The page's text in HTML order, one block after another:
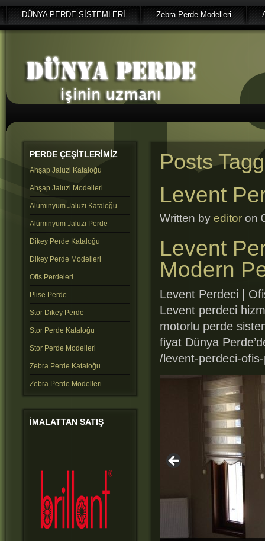
DÜNYA PERDE SİSTEMLERİ Zebra Perde Modelleri
Posts
Levent
Written by editor on
Levent
Modern
Levent Perdeci |
Levent perdeci
motorlu perde
fiyat Dünya
/levent-perdeci-
PERDE ÇEŞİTLERİMİZ
Ahşap Jaluzi Kataloğu
Ahşap Jaluzi Modelleri
Alüminyum Jaluzi Kataloğu
Alüminyum Jaluzi Perde
Dikey Perde Kataloğu
Dikey Perde Modelleri
Ofis Perdeleri
Plise Perde
Stor Dikey Perde
Stor Perde Kataloğu
Stor Perde Modelleri
Zebra Perde Kataloğu
Zebra Perde Modelleri
IMALATTAN SATIŞ